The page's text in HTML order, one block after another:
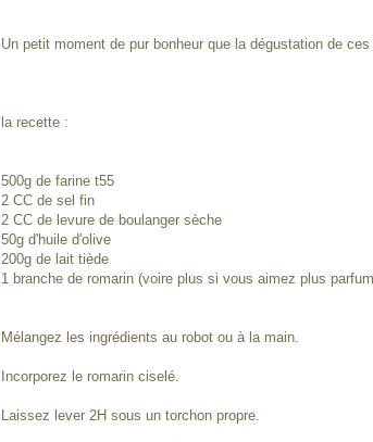
Un petit moment de pur bonheur que la dégustation de
la recette :
500g de farine t55
2 CC de sel fin
2 CC de levure de boulanger sèche
50g d'huile d'olive
200g de lait tiède
1 branche de romarin (voire plus si vous aimez plus
Mélangez les ingrédients au robot ou à la main.
Incorporez le romarin ciselé.
Laissez lever 2H sous un torchon propre.